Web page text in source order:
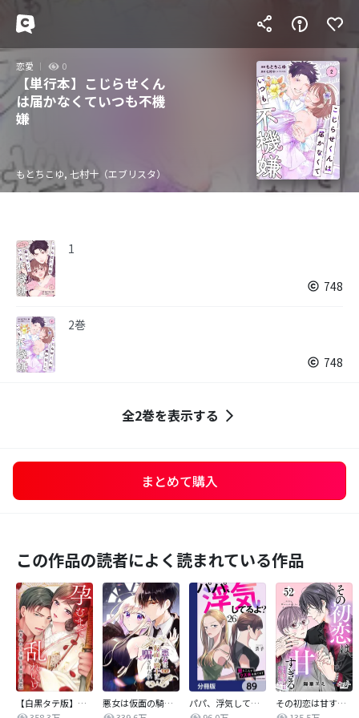
恋愛 0
【単行本】こじらせくん
は届かなくていつも不機
嫌
もとちこゆ, 七村十（エブリスタ）
1
748
2巻
748
全2巻を表示する
まとめて購入
この作品の読者によく読まれている作品
【白黒タテ版】孕むまで乱れいけ～身代わり花嫁と軍服の猛愛
悪女は仮面の騎士に騙されない
パパ、浮気してるよ？娘と二人でクズ夫を捨てます【分冊版】
その初恋は甘すぎる～恋愛処女には刺激が強い～